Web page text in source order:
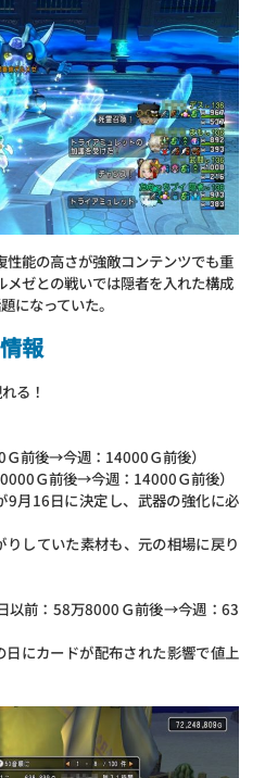
性能の高さが強敵コンテンツでも重
ゼとの戦いでは隠者を入れた構成
になっていた。
報
る！
前後→今週：14000Ｇ前後）
Ｇ前後→今週：14000Ｇ前後）
9月16日に決定し、武器の強化に必
していた素材も、元の相場に戻り
以前：58万8000Ｇ前後→今週：63
にカードが配布された影響で値上